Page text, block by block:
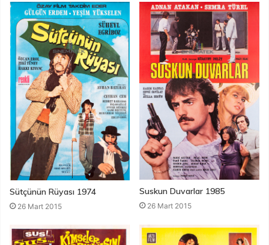
Sütçünün Rüyası 1974
26 Mart 2015
Suskun Duvarlar 1985
26 Mart 2015